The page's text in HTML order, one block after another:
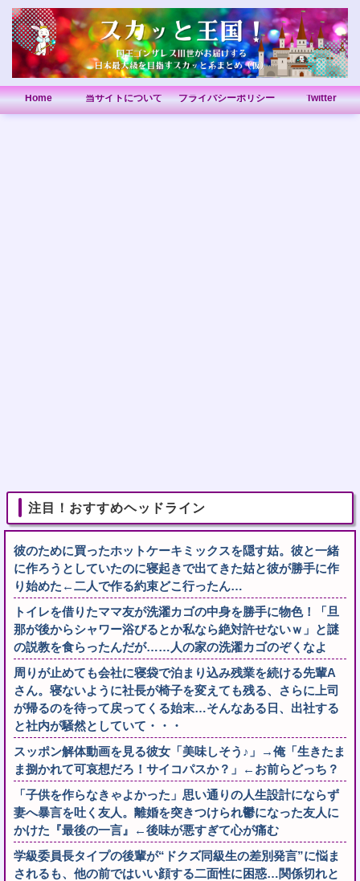
Home 当サイトについて プライバシーポリシー Twitter
注目！おすすめヘッドライン
彼のために買ったホットケーキミックスを隠す姑。彼と一緒
に作ろうとしていたのに寝起きで出てきた姑と彼が勝手に作
り始めた←二人で作る約束どこ行ったん…
トイレを借りたママ友が洗濯カゴの中身を勝手に物色！「旦
那が後からシャワー浴びるとか私なら絶対許せないｗ」と謎
の説教を食らったんだが……人の家の洗濯カゴのぞくなよ
周りが止めても会社に寝袋で泊まり込み残業を続ける先輩A
さん。寝ないように社長が椅子を変えても残る、さらに上司
が帰るのを待って戻ってくる始末…そんなある日、出社する
と社内が騒然としていて・・・
スッポン解体動画を見る彼女「美味しそう♪」→俺「生きたま
ま捌かれて可哀想だろ！サイコパスか？」←お前らどっち？
「子供を作らなきゃよかった」思い通りの人生設計にならず
妻へ暴言を吐く友人。離婚を突きつけられ鬱になった友人に
かけた『最後の一言』←後味が悪すぎて心が痛む
学級委員長タイプの後輩が“ドクズ同級生の差別発言”に悩ま
されるも、他の前ではいい顔する二面性に困惑…関係切れと